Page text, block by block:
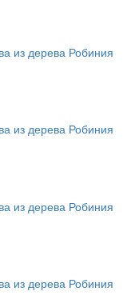
из дерева Робиния
из дерева Робиния
из дерева Робиния
из дерева Робиния